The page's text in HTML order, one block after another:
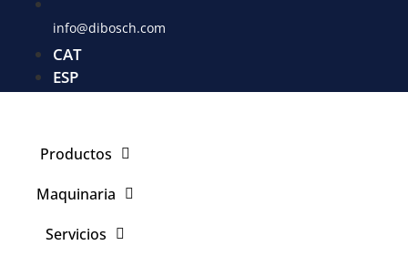
info@dibosch.com
CAT
ESP
Productos
Maquinaria
Servicios